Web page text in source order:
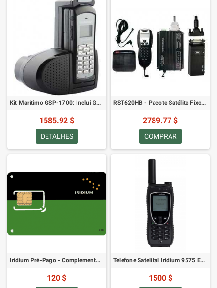
Kit Marítimo GSP-1700: Inclui GSP-1700S-EU, GIK-1700-MR, GIK-32-EXTEND, GPH-1700, GDC-1700-CBL, GDC-1700CD-EU
1585.92 $
DETALHES
RST620HB - Pacote Satélite Fixo Telefone via Satélite - Pacote Mãos-Livres
2789.77 $
COMPRAR
Iridium Pré-Pago - Complemento de 100 Minutos (0 Dias de Validade)
120 $
Telefone Satelital Iridium 9575 Extreme
1500 $